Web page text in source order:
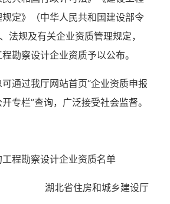
定》（中华人民共和国建设部令
法规及有关企业资质管理规定，
勘察设计企业资质予以公布。
通过我厅网站首页“企业资质申报
专栏”查询，广泛接受社会监督。
程勘察设计企业资质名单
湖北省住房和城乡建设厅